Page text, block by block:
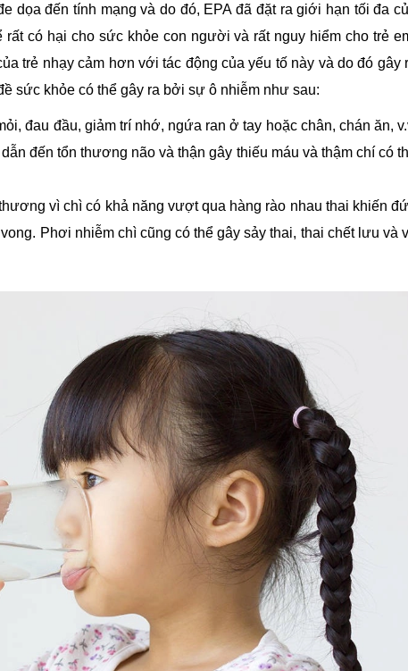
dọa đến tính mạng và do đó, EPA đã đặt ra giới hạn tối đa
có hại cho sức khỏe con người và rất nguy hiểm cho trẻ
trẻ nhạy cảm hơn với tác động của yếu tố này và do đó gây
sức khỏe có thể gây ra bởi sự ô nhiễm như sau:
đau đầu, giảm trí nhớ, ngứa ran ở tay hoặc chân, chán ăn,
đến tổn thương não và thận gây thiếu máu và thậm chí có
vì chì có khả năng vượt qua hàng rào nhau thai khiến
Phơi nhiễm chì cũng có thể gây sảy thai, thai chết lưu và